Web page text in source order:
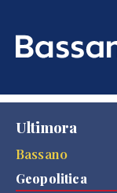
Ultimora
Bassano
Geopolitica